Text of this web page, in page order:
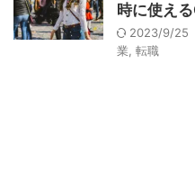
時に使え
2023/9/25
業 転職